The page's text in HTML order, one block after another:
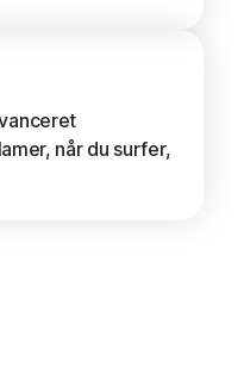
når du surfer,